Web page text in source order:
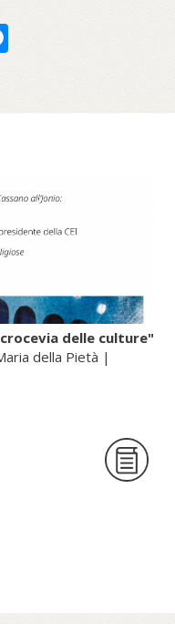
delle culture"
della Pietà |
del